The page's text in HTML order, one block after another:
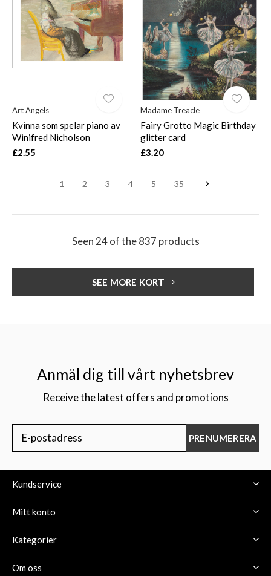
Art Angels
Kvinna som spelar piano av
Winifred Nicholson
£2.55
Madame Treacle
Fairy Grotto Magic Birthday
glitter card
£3.20
1 2 3 4 5 35
Seen 24 of the 837 products
SEE MORE KORT
Anmäl dig till vårt nyhetsbrev
Receive the latest offers and promotions
PRENUMERERA
Kundservice
Mitt konto
Kategorier
Om oss